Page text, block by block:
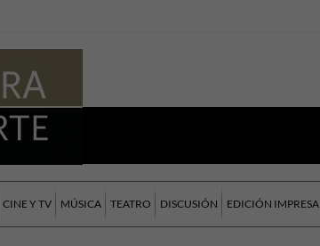
CINE Y TV MÚSICA TEATRO DISCUSIÓN EDICIÓN IMPRESA